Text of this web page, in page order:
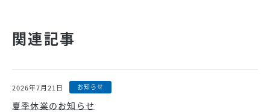
関連記事
2026年7月21日 お知らせ
夏季休業のお知らせ